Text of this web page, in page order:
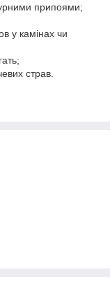
припоями;
у камінах чи
страв.